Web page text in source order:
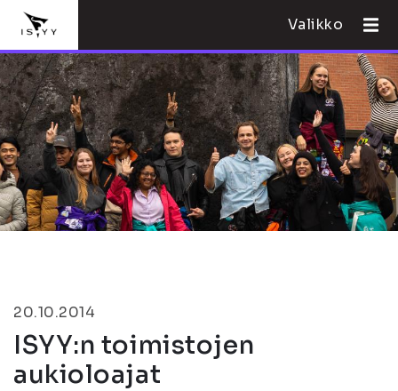
Valikko
20.10.2014
ISYY:n toimistojen
aukioloajat